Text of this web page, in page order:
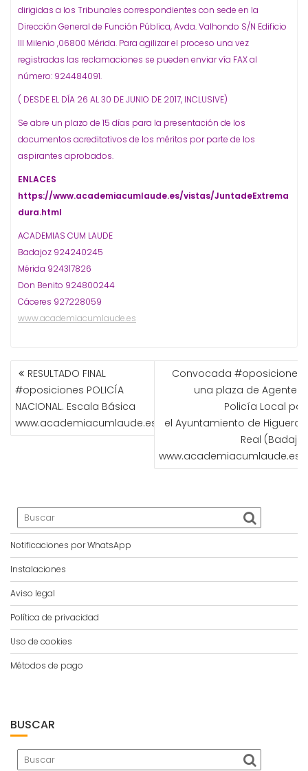
dirigidas a los Tribunales correspondientes con sede en la
Dirección General de Función Pública, Avda. Valhondo S/N Edificio
III Milenio ,06800 Mérida. Para agilizar el proceso una vez
registradas las reclamaciones se pueden enviar vía FAX al
número: 924484091.
( DESDE EL DÍA 26 AL 30 DE JUNIO DE 2017, INCLUSIVE)
Se abre un plazo de 15 días para la presentación de los
documentos acreditativos de los méritos por parte de los
aspirantes aprobados.
ENLACES
https://www.academiacumlaude.es/vistas/JuntadeExtrema
dura.html
ACADEMIAS CUM LAUDE
Badajoz 924240245
Mérida 924317826
Don Benito 924800244
Cáceres 927228059
www.academiacumlaude.es
NAVEGACIÓN
DE
ENTRADAS
RESULTADO FINAL
#oposiciones POLICÍA
NACIONAL. Escala Básica
www.academiacumlaude.es
Convocada #oposiciones
una plaza de Agente
Policía Local
el Ayuntamiento de Higuera
Real
www.academiacumlaude.es
Notificaciones por WhatsApp
Instalaciones
Aviso legal
Política de privacidad
Uso de cookies
Métodos de pago
BUSCAR